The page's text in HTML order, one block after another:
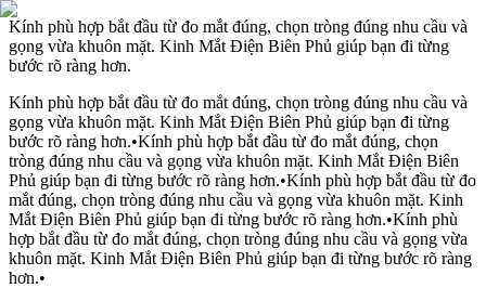
Kính phù hợp bắt đầu từ đo mắt đúng, chọn tròng đúng nhu cầu và
gọng vừa khuôn mặt. Kinh Mắt Điện Biên Phủ giúp bạn đi từng
bước rõ ràng hơn.
Kính phù hợp bắt đầu từ đo mắt đúng, chọn tròng đúng nhu cầu và
gọng vừa khuôn mặt. Kinh Mắt Điện Biên Phủ giúp bạn đi từng
bước rõ ràng hơn.•Kính phù hợp bắt đầu từ đo mắt đúng, chọn
tròng đúng nhu cầu và gọng vừa khuôn mặt. Kinh Mắt Điện Biên
Phủ giúp bạn đi từng bước rõ ràng hơn.•Kính phù hợp bắt đầu từ đo
mắt đúng, chọn tròng đúng nhu cầu và gọng vừa khuôn mặt. Kinh
Mắt Điện Biên Phủ giúp bạn đi từng bước rõ ràng hơn.•Kính phù
hợp bắt đầu từ đo mắt đúng, chọn tròng đúng nhu cầu và gọng vừa
khuôn mặt. Kinh Mắt Điện Biên Phủ giúp bạn đi từng bước rõ ràng
hơn.•